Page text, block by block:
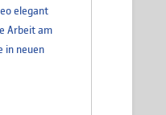
elegant
Arbeit am
in neuen